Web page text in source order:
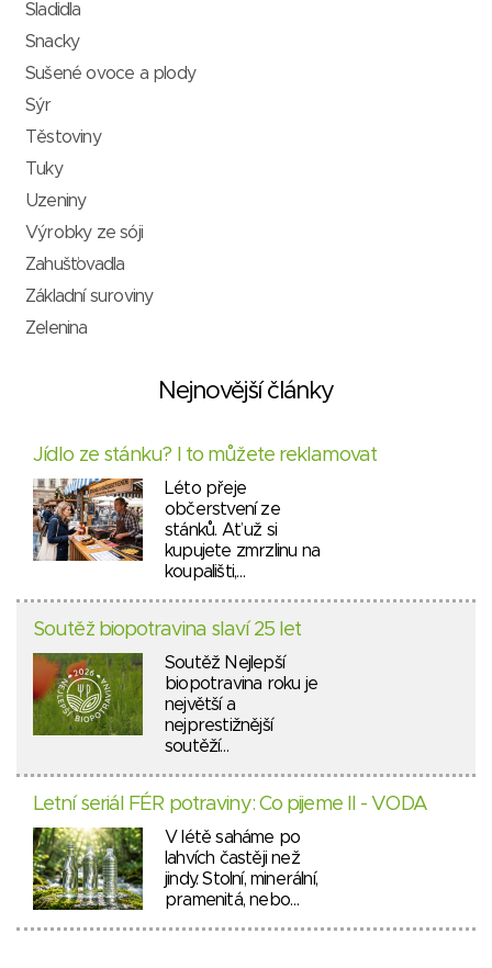
Sladidla
Snacky
Sušené ovoce a plody
Sýr
Těstoviny
Tuky
Uzeniny
Výrobky ze sóji
Zahušťovadla
Základní suroviny
Zelenina
Nejnovější články
Jídlo ze stánku? I to můžete reklamovat
Léto přeje
občerstvení ze
stánků. Ať už si
kupujete zmrzlinu na
koupališti,…
Soutěž biopotravina slaví 25 let
Soutěž Nejlepší
biopotravina roku je
největší a
nejprestižnější
soutěží…
Letní seriál FÉR potraviny: Co pijeme II - VODA
V létě saháme po
lahvích častěji než
jindy. Stolní, minerální,
pramenitá, nebo…